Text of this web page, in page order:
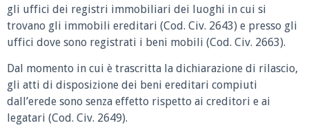
gli uffici dei registri immobiliari dei luoghi in cui si
trovano gli immobili ereditari (Cod. Civ. 2643) e presso gli
uffici dove sono registrati i beni mobili (Cod. Civ. 2663).
Dal momento in cui è trascritta la dichiarazione di rilascio,
gli atti di disposizione dei beni ereditari compiuti
dall’erede sono senza effetto rispetto ai creditori e ai
legatari (Cod. Civ. 2649).